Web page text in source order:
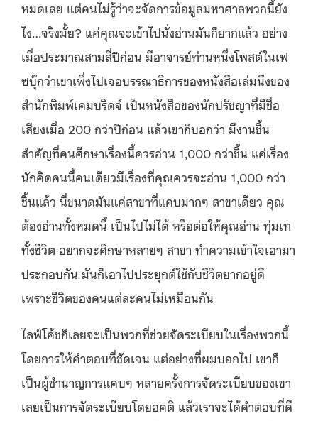
หมดเลย แต่คนไม่รู้ว่าจะจัดการข้อมูลมหาศาลพวกนี้ยัง
ไง…จริงมั้ย? แค่คุณจะเข้าไปนั่งอ่านมันก็ยากแล้ว อย่าง
เมื่อประมาณสามสี่ปีก่อน มีอาจารย์ท่านหนึ่งโพสต์ในเฟ
ซบุ๊กว่าเขาเพิ่งไปเจอบรรณาธิการของหนังสือเล่มนึงของ
สำนักพิมพ์เคมบริดจ์ เป็นหนังสือของนักปรัชญาที่มีชื่อ
เสียงเมื่อ 200 กว่าปีก่อน แล้วเขาก็บอกว่า มีงานชิ้น
สำคัญที่คนศึกษาเรื่องนี้ควรอ่าน 1,000 กว่าชิ้น แค่เรื่อง
นักคิดคนนี้คนเดียวมีเรื่องที่คุณควรจะอ่าน 1,000 กว่า
ชิ้นแล้ว นี่ขนาดมันแค่สาขาที่แคบมากๆ สาขาเดียว คุณ
ต้องอ่านทั้งหมดนี้ เป็นไปไม่ได้ หรือต่อให้คุณอ่าน ทุ่มเท
ทั้งชีวิต อยากจะศึกษาหลายๆ สาขา ทำความเข้าใจเอามา
ประกอบกัน มันก็เอาไปประยุกต์ใช้กับชีวิตยากอยู่ดี
เพราะชีวิตของคนแต่ละคนไม่เหมือนกัน
ไลฟ์โค้ชก็เลยจะเป็นพวกที่ช่วยจัดระเบียบในเรื่องพวกนี้
โดยการให้คำตอบที่ชัดเจน แต่อย่างที่ผมบอกไป เขาก็
เป็นผู้ชำนาญการแคบๆ หลายครั้งการจัดระเบียบของเขา
เลยเป็นการจัดระเบียบโดยอคติ แล้วเราจะได้คำตอบที่ดี